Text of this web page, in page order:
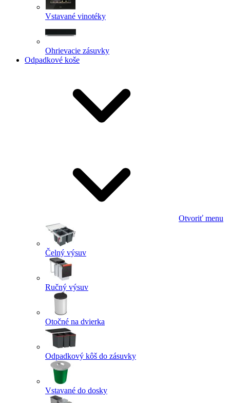
Vstavané vinotéky
Ohrievacie zásuvky
Odpadkové koše
Otvoriť menu
Čelný výsuv
Ručný výsuv
Otočné na dvierka
Odpadkový kôš do zásuvky
Vstavané do dosky